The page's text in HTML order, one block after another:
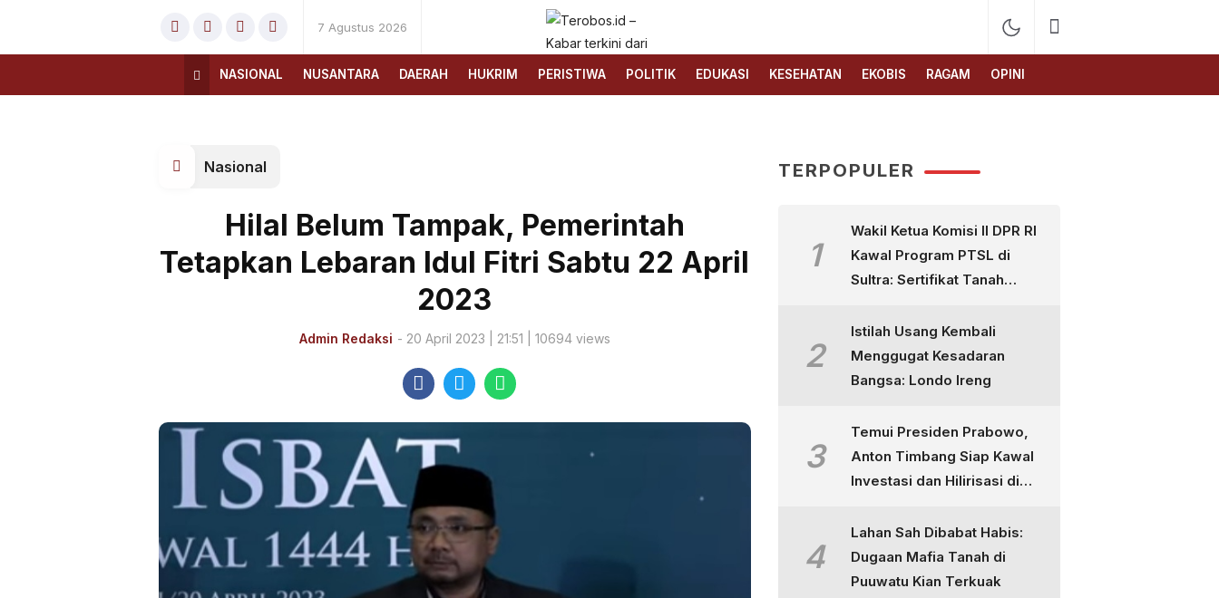
7 Agustus 2026
dari Indonesia
menyajikan berita terbaru
dan kabar terkini dari
NASIONAL NUSANTARA DAERAH HUKRIM PERISTIWA POLITIK EDUKASI KESEHATAN EKOBIS RAGAM OPINI
Nasional
Hilal Belum Tampak, Pemerintah
Tetapkan Lebaran Idul Fitri Sabtu 22 April
2023
Admin Redaksi - 20 April 2023 | 21:51 | 10694 views
TERPOPULER
1
Wakil Ketua Komisi II DPR RI
Kawal Program PTSL di
Sultra: Sertifikat Tanah
Kertas
2
Istilah Usang Kembali
Menggugat Kesadaran
Bangsa: Londo Ireng
3
Temui Presiden Prabowo,
Anton Timbang Siap Kawal
Investasi dan Hilirisasi di
4
Lahan Sah Dibabat Habis:
Dugaan Mafia Tanah di
Puuwatu Kian Terkuak